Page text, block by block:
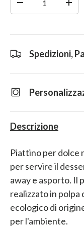
+
Spedizioni,
Descrizione
Piattino per dolce
per servire il
away e asporto. Il
realizzato in polpa
ecologico di
per l'ambiente.